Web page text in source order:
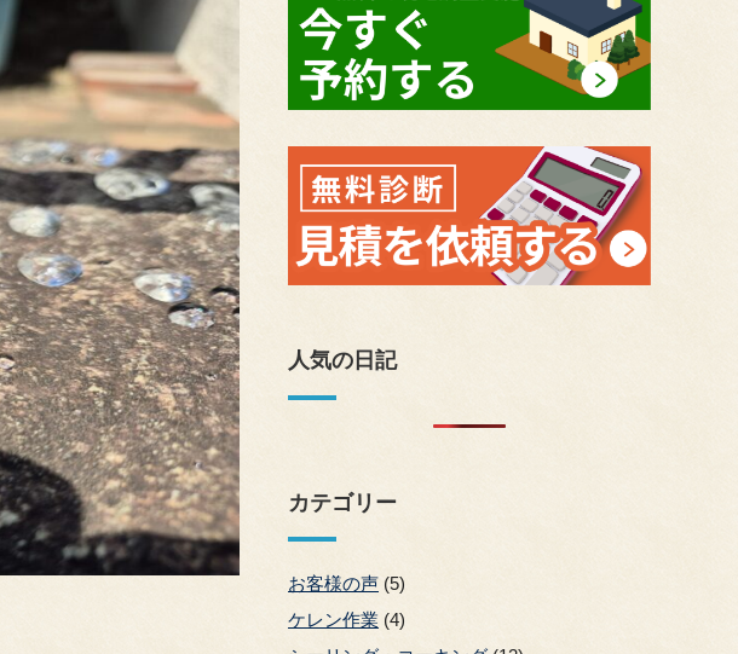
人気の日記
カテゴリー
お客様の声 (5)
ケレン作業 (4)